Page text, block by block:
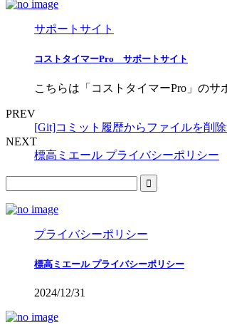
サポートサイト
コストタイマーPro サポートサイト
こちらは「コストタイマーPro」のサ
PREV
[Git]コミット履歴からファイルを削
NEXT
標高ミエール プライバシーポリシー
プライバシーポリシー
標高ミエール プライバシーポリシー
2024/12/31